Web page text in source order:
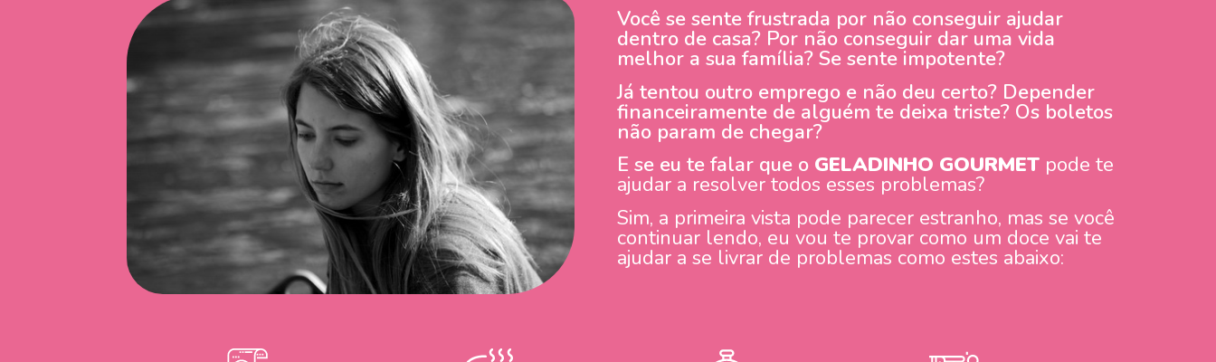
Você se sente frustrada por não conseguir ajudar
dentro de casa? Por não conseguir dar uma vida
melhor a sua família? Se sente impotente?
Já tentou outro emprego e não deu certo? Depender
financeiramente de alguém te deixa triste? Os boletos
não param de chegar?
E se eu te falar que o GELADINHO GOURMET pode te
ajudar a resolver todos esses problemas?
Sim, a primeira vista pode parecer estranho, mas se você
continuar lendo, eu vou te provar como um doce vai te
ajudar a se livrar de problemas como estes abaixo: